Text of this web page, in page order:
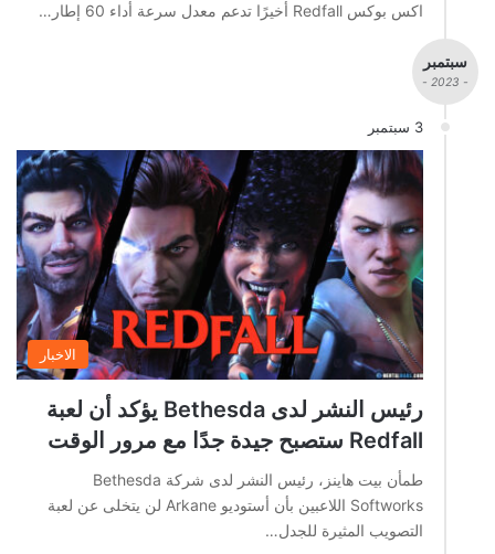
اكس بوكس Redfall أخيرًا تدعم معدل سرعة أداء 60 إطار…
سبتمبر
- 2023 -
3 سبتمبر
الاخبار
رئيس النشر لدى Bethesda يؤكد أن لعبة
Redfall ستصبح جيدة جدًا مع مرور الوقت
طمأن بيت هاينز، رئيس النشر لدى شركة Bethesda
Softworks اللاعبين بأن أستوديو Arkane لن يتخلى عن لعبة
التصويب المثيرة للجدل…